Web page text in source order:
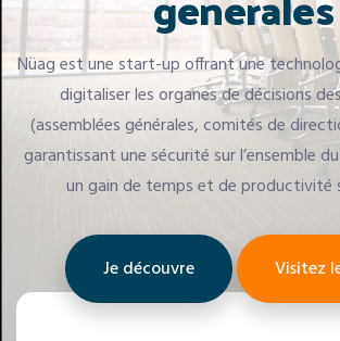
Nüag est une start-up offrant une
digitaliser les organes de décisions
(assemblées générales, comités de
garantissant une sécurité sur l’ensemble
un gain de temps et de productivité
Je découvre Visitez